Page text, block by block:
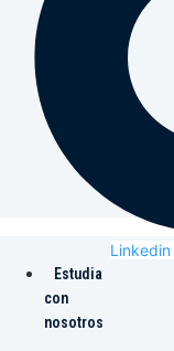
Linkedin
Estudia
con
nosotros